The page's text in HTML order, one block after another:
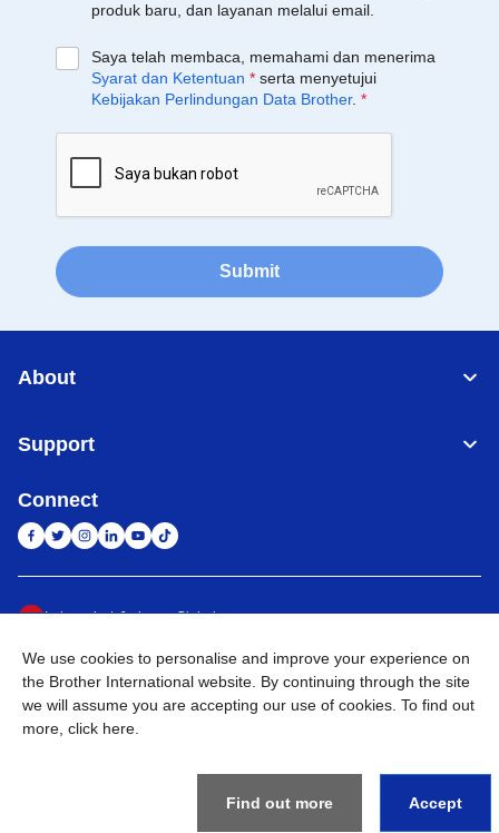
produk baru, dan layanan melalui email.
Saya telah membaca, memahami dan menerima
Syarat dan Ketentuan * serta menyetujui
Kebijakan Perlindungan Data Brother. *
Submit
About
Support
Connect
Indonesia Jaringan Global
Privacy Policy Ketentuan Penggunaan Site Map Kunjungi Situs Global
©2026BROTHER INTERNATIONAL SALES INDONESIA All
We use cookies to personalise and improve your experience on
the Brother International website. By continuing through the site
we will assume you are accepting our use of cookies. To find out
more, click here
Find out more Accept